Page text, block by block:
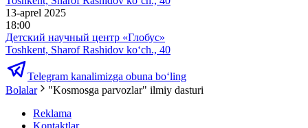
13-aprel 2025
18:00
Детский научный центр «Глобус»
Toshkent, Sharof Rashidov ko‘ch., 40
Telegram kanalimizga obuna bo‘ling
Bolalar
"Kosmosga parvozlar" ilmiy dasturi
Reklama
Kontaktlar